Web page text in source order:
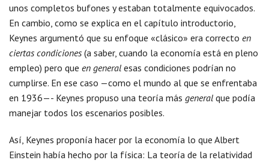
unos completos bufones y estaban totalmente equivocados.
En cambio, como se explica en el capítulo introductorio,
Keynes argumentó que su enfoque «clásico» era correcto en
ciertas condiciones (a saber, cuando la economía está en pleno
empleo) pero que en general esas condiciones podrían no
cumplirse. En ese caso —como el mundo al que se enfrentaba
en 1936—- Keynes propuso una teoría más general que podía
manejar todos los escenarios posibles.
Así, Keynes proponía hacer por la economía lo que Albert
Einstein había hecho por la física: La teoría de la relatividad